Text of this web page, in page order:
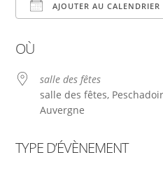
AJOUTER AU CALENDRIER
OÙ
salle des fêtes
salle des fêtes,
Auvergne
TYPE D’ÉVÈNEMENT